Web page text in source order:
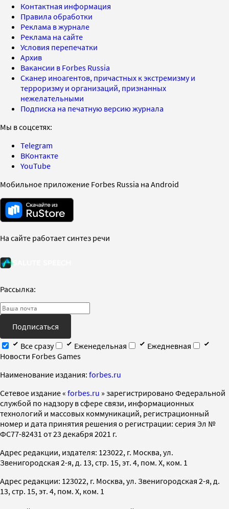
Контактная информация
Правила обработки
Реклама в журнале
Реклама на сайте
Условия перепечатки
Архив
Вакансии в Forbes Russia
Сканер иноагентов, причастных к экстремизму и
терроризму и организаций, признанных
нежелательными
Подписка на печатную версию журнала
Мы в соцсетях:
Telegram
ВКонтакте
YouTube
Мобильное приложение Forbes Russia на Android
На сайте работает синтез речи
Рассылка:
Подписаться
Все сразу
Еженедельная
Ежедневная
Новости Forbes Games
Наименование издания: forbes.ru
Cетевое издание « forbes.ru » зарегистрировано Федеральной
службой по надзору в сфере связи, информационных
технологий и массовых коммуникаций, регистрационный
номер и дата принятия решения о регистрации: серия Эл №
ФС77-82431 от 23 декабря 2021 г.
Адрес редакции, издателя: 123022, г. Москва, ул.
Звенигородская 2-я, д. 13, стр. 15, эт. 4, пом. X, ком. 1
Адрес редакции: 123022, г. Москва, ул. Звенигородская 2-я, д.
13, стр. 15, эт. 4, пом. X, ком. 1